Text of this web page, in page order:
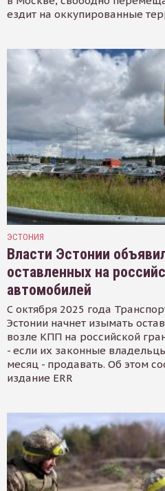
ездит на оккупированные
ЭСТОНИЯ
Власти Эстонии
оставленных на
автомобилей
С октября 2025 года
Эстонии начнет изымать
возле КПП на российской
- если их законные
месяц - продавать. Об этом
издание ERR